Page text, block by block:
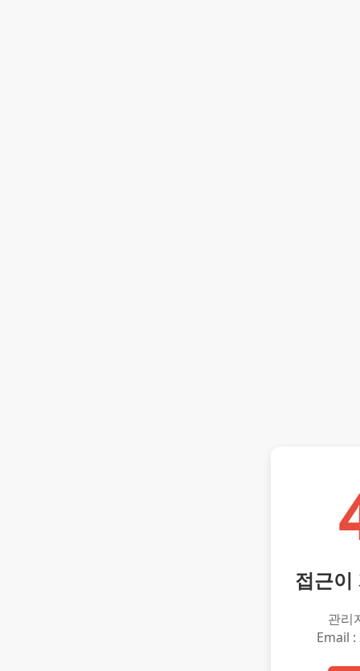
접근이
관리
Email